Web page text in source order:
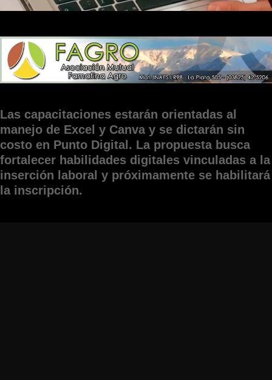
Las capacitaciones estarán orientadas al
manejo de Excel y Canva y se dictarán sin
costo en Punto Digital. La propuesta busca
fortalecer habilidades digitales vinculadas a la
inserción laboral y próximamente se habilitará
la inscripción.